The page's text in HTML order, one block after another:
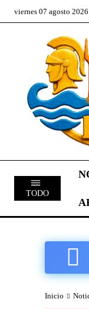
viernes 07 agosto 2026
TODO
Inicio